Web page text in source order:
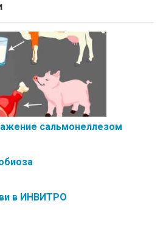
сальмонеллезом
в ИНВИТРО